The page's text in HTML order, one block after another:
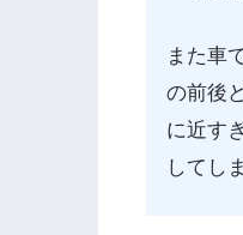
また車
の前後
に近す
してし